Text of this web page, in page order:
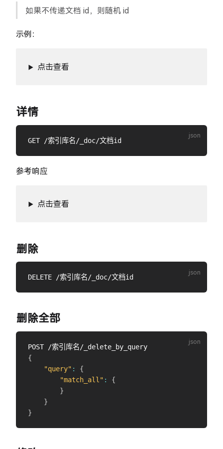
如果不传递文档 id，则随机 id
示例：
点击查看
详情
参考响应
点击查看
删除
删除全部
{
"query" :
{
"match_all" :
{
}
}
}